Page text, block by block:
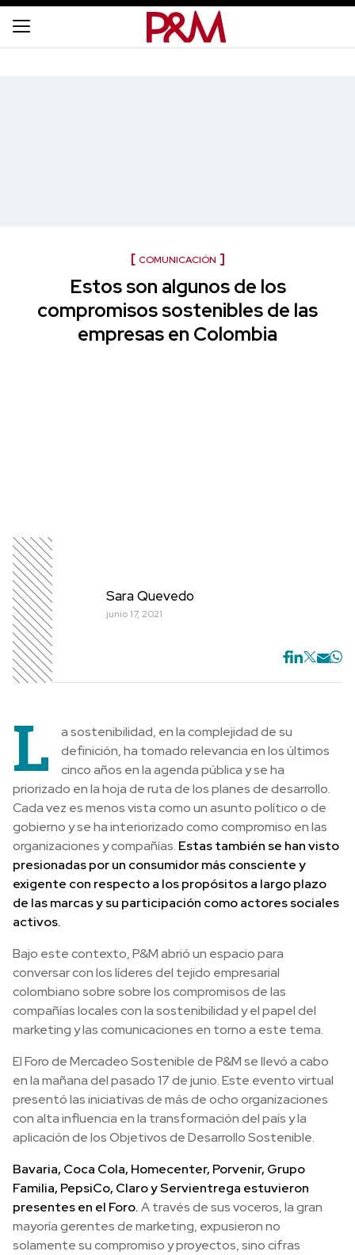
COMUNICACIÓN
Estos son algunos de los
compromisos sostenibles de las
empresas en Colombia
Sara Quevedo
junio 17, 2021
L
a sostenibilidad, en la complejidad de su
definición, ha tomado relevancia en los últimos
cinco años en la agenda pública y se ha
priorizado en la hoja de ruta de los planes de desarrollo.
Cada vez es menos vista como un asunto político o de
gobierno y se ha interiorizado como compromiso en las
organizaciones y compañías. Estas también se han visto
presionadas por un consumidor más consciente y
exigente con respecto a los propósitos a largo plazo
de las marcas y su participación como actores sociales
activos.
Bajo este contexto, P&M abrió un espacio para
conversar con los líderes del tejido empresarial
colombiano sobre sobre los compromisos de las
compañías locales con la sostenibilidad y el papel del
marketing y las comunicaciones en torno a este tema.
El Foro de Mercadeo Sostenible de P&M se llevó a cabo
en la mañana del pasado 17 de junio. Este evento virtual
presentó las iniciativas de más de ocho organizaciones
con alta influencia en la transformación del país y la
aplicación de los Objetivos de Desarrollo Sostenible.
Bavaria, Coca Cola, Homecenter, Porvenir, Grupo
Familia, PepsiCo, Claro y Servientrega estuvieron
presentes en el Foro.A través de sus voceros, la gran
mayoría gerentes de marketing, expusieron no
solamente su compromiso y proyectos, sino cifras